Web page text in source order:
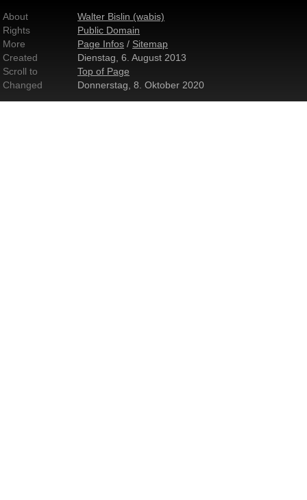
About
Walter Bislin (wabis)
Rights
Public Domain
More
Page Infos / Sitemap
Created
Dienstag, 6. August 2013
Scroll to
Top of Page
Changed
Donnerstag, 8. Oktober 2020